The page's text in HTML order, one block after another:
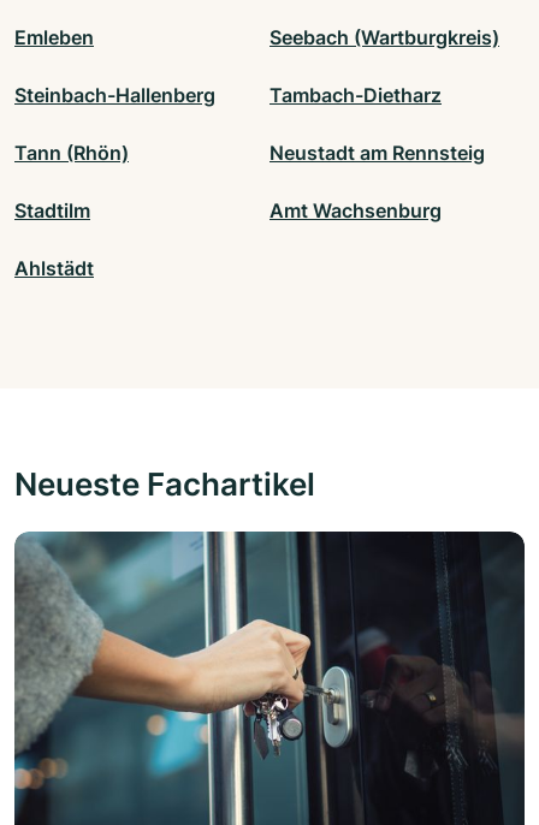
Emleben Seebach (Wartburgkreis)
Steinbach-Hallenberg Tambach-Dietharz
Tann (Rhön) Neustadt am Rennsteig
Stadtilm Amt Wachsenburg
Ahlstädt
Neueste Fachartikel